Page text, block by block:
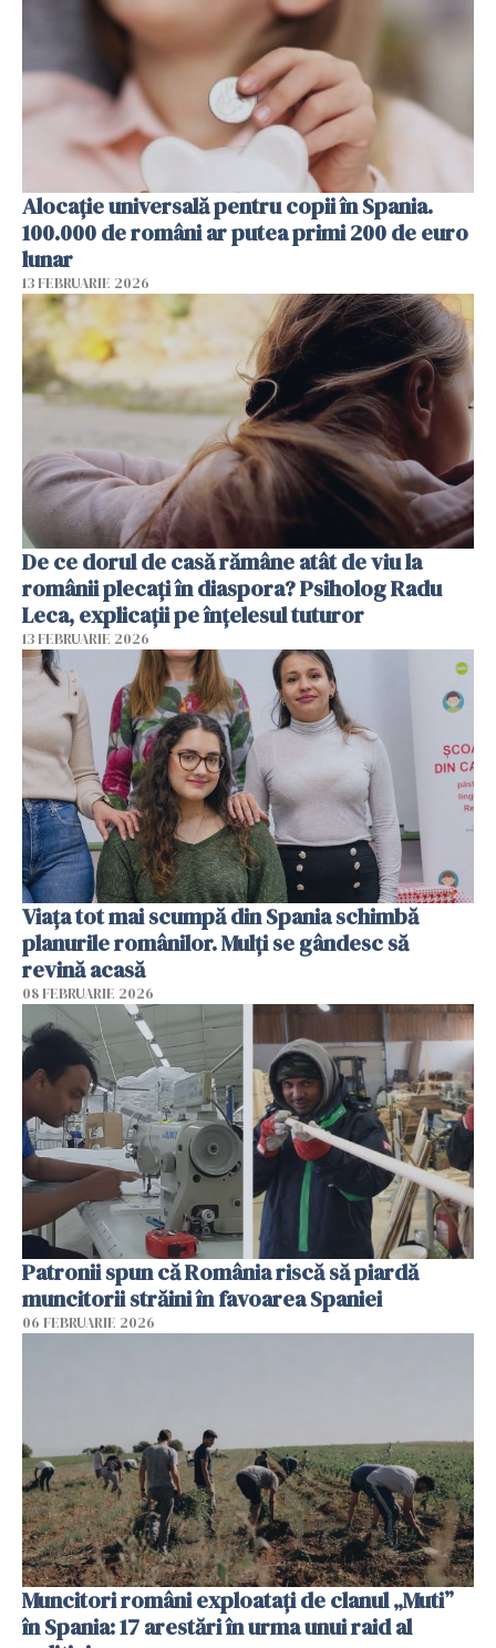
Alocație universală pentru copii în Spania.
100.000 de români ar putea primi 200 de euro
lunar
13 FEBRUARIE 2026
De ce dorul de casă rămâne atât de viu la
românii plecați în diaspora? Psiholog Radu
Leca, explicații pe înțelesul tuturor
13 FEBRUARIE 2026
Viața tot mai scumpă din Spania schimbă
planurile românilor. Mulți se gândesc să
revină acasă
08 FEBRUARIE 2026
Patronii spun că România riscă să piardă
muncitorii străini în favoarea Spaniei
06 FEBRUARIE 2026
Muncitori români exploatați de clanul „Muti”
în Spania: 17 arestări în urma unui raid al